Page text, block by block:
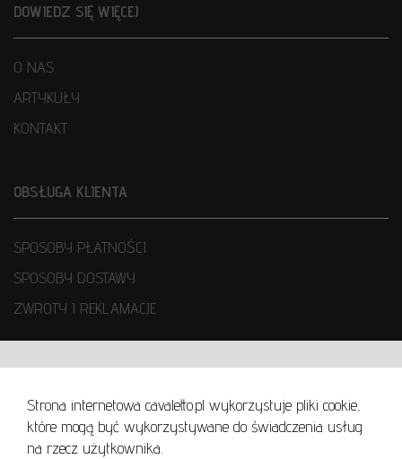
Strona internetowa cavaletto.pl wykorzystuje pliki cookie,
które mogą być wykorzystywane do świadczenia usług
na rzecz użytkownika.
DOWIEDZ SIĘ WIĘCEJ
O NAS
ARTYKUŁY
KONTAKT
OBSŁUGA KLIENTA
SPOSOBY PŁATNOŚCI
SPOSOBY DOSTAWY
ZWROTY I REKLAMACJE
REGULAMIN
REGULAMIN AUKCJI